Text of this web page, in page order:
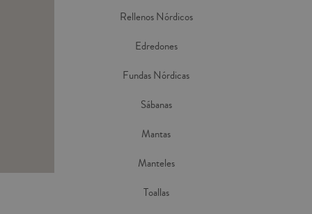
Rellenos Nórdicos
Edredones
Fundas Nórdicas
Sábanas
Mantas
Manteles
Toallas